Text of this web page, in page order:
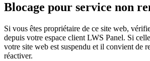
Blocage pour service non
Si vous êtes propriétaire de ce site web,
depuis votre espace client LWS Panel. Si
votre site web est suspendu et il convient de
réactiver.